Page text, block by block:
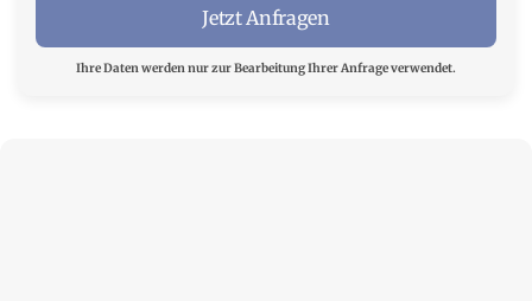
Jetzt Anfragen
Ihre Daten werden nur zur Bearbeitung Ihrer Anfrage verwendet.